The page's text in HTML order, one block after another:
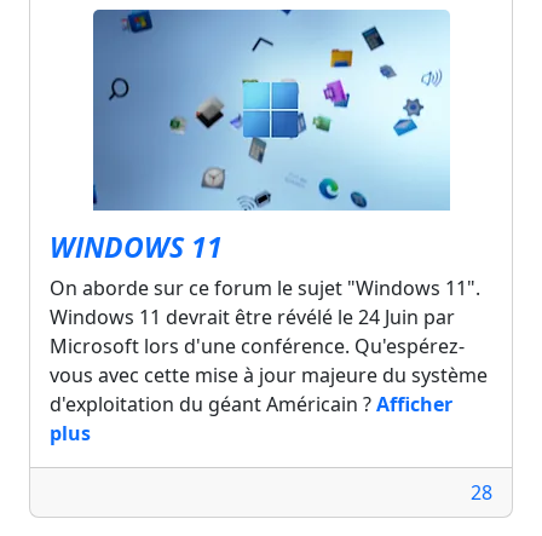
WINDOWS 11
On aborde sur ce forum le sujet "Windows 11".
Windows 11 devrait être révélé le 24 Juin par
Microsoft lors d'une conférence. Qu'espérez-
vous avec cette mise à jour majeure du système
d'exploitation du géant Américain ?Afficher
plus
28